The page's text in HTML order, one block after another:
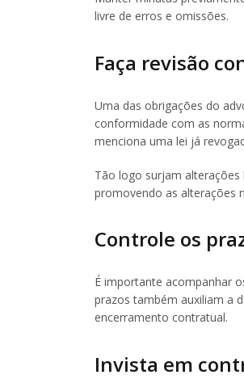
livre de erros e omissões.
Faça revisão
Uma das obrigações do
conformidade com as
menciona uma lei já
Tão logo surjam
promovendo as alterações
Controle os
É importante acompanhar
prazos também auxiliam a
encerramento contratual.
Invista em